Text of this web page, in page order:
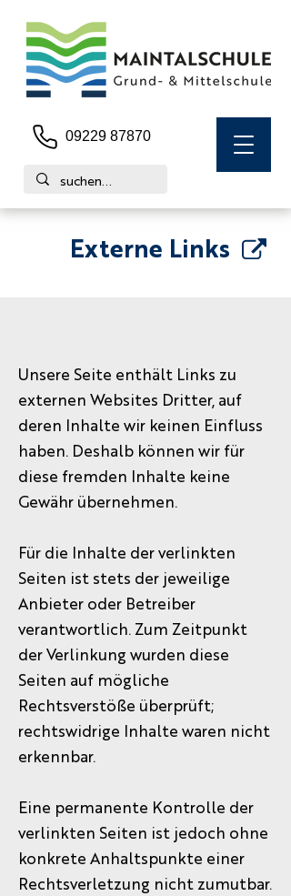
09229 87870
Externe Links
Unsere Seite enthält Links zu
externen Websites Dritter, auf
deren Inhalte wir keinen Einfluss
haben. Deshalb können wir für
diese fremden Inhalte keine
Gewähr übernehmen.
Für die Inhalte der verlinkten
Seiten ist stets der jeweilige
Anbieter oder Betreiber
verantwortlich. Zum Zeitpunkt
der Verlinkung wurden diese
Seiten auf mögliche
Rechtsverstöße überprüft;
rechtswidrige Inhalte waren nicht
erkennbar.
Eine permanente Kontrolle der
verlinkten Seiten ist jedoch ohne
konkrete Anhaltspunkte einer
Rechtsverletzung nicht zumutbar.